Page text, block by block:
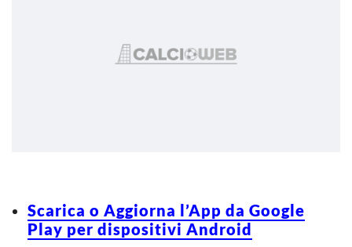
Scarica o Aggiorna l’App da Google
Play per dispositivi Android